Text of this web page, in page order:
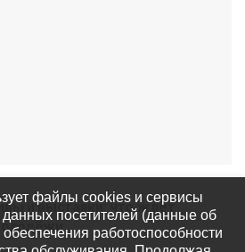
и выставки: что ждёт
файлы cookies и сервисы
данных посетителей (данные об
обеспечения работоспособности